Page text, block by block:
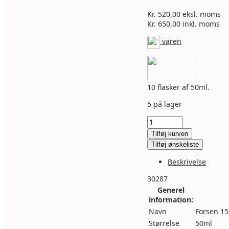
Kr. 520,00 eksl. moms
Kr. 650,00 inkl. moms
varen
10 flasker af 50ml.
5 på lager
Gevindforsegling,
rød
flydende
rørforsegling
med
10stk.
antal
Tilføj kurven
Tilføj ønskeliste
Beskrivelse
30287
Generel
information:
Navn
Forsen
Størrelse
50ml